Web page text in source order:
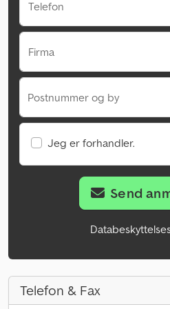
Telefon
Firma
Postnummer og by
Jeg er forhandler.
Send
Telefon & Fax